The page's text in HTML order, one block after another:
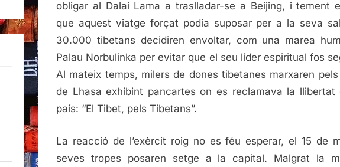
obligar al Dalai Lama a traslladar-se a Beijing, i tement
que aquest viatge forçat podia suposar per a la seva
30.000 tibetans decidiren envoltar, com una marea
Palau Norbulinka per evitar que el seu líder espiritual fos
Al mateix temps, milers de dones tibetanes marxaren
de Lhasa exhibint pancartes on es reclamava la llibertat
país: “El Tibet, pels Tibetans”.
La reacció de l’exèrcit roig no es féu esperar, el 15 de
seves tropes posaren setge a la capital. Malgrat la